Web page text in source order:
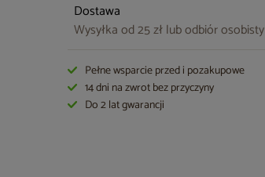
Dostawa
Wysyłka od 25 zł lub odbiór osobisty
Pełne wsparcie przed i pozakupowe
14 dni na zwrot bez przyczyny
Do 2 lat gwarancji